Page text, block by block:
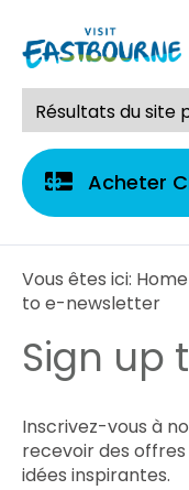
Acheter
Vous êtes ici: Home
to e-newsletter
Sign up
Inscrivez-vous à
recevoir des
idées inspirantes.